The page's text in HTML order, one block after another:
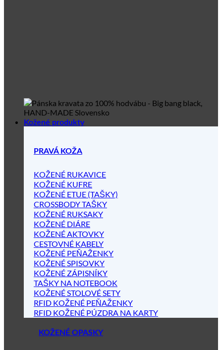
Kožené produkty
PRAVÁ KOŽA
KOŽENÉ RUKAVICE
KOŽENÉ KUFRE
KOŽENÉ ETUE (TAŠKY)
CROSSBODY TAŠKY
KOŽENÉ RUKSAKY
KOŽENÉ DIÁRE
KOŽENÉ AKTOVKY
CESTOVNÉ KABELY
KOŽENÉ PEŇAŽENKY
KOŽENÉ SPISOVKY
KOŽENÉ ZÁPISNÍKY
TAŠKY NA NOTEBOOK
KOŽENÉ STOLOVÉ SETY
RFID KOŽENÉ PEŇAŽENKY
RFID KOŽENÉ PÚZDRA NA KARTY
KOŽENÉ OPASKY